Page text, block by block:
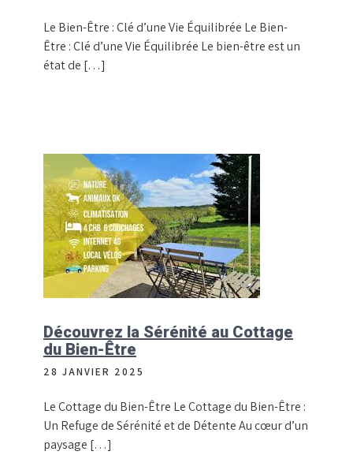
Le Bien-Être : Clé d’une Vie Équilibrée Le Bien-
Être : Clé d’une Vie Équilibrée Le bien-être est un
état de […]
Découvrez la Sérénité au Cottage
du Bien-Être
28 JANVIER 2025
Le Cottage du Bien-Être Le Cottage du Bien-Être :
Un Refuge de Sérénité et de Détente Au cœur d’un
paysage […]